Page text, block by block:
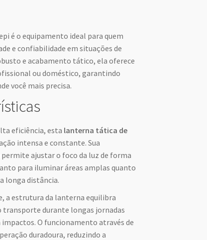
é o equipamento ideal para quem
e confiabilidade em situações de
e acabamento tático, ela oferece
ou doméstico, garantindo
você mais precisa.
eficiência, esta lanterna tática de
intensa e constante. Sua
ajustar o foco da luz de forma
para iluminar áreas amplas quanto
longa distância.
a estrutura da lanterna equilibra
transporte durante longas jornadas
O funcionamento através de
duradoura, reduzindo a